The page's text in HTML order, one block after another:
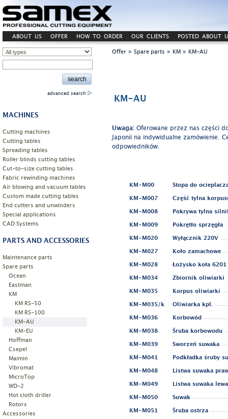
ABOUT US OFFER HOW TO ORDER OUR CLIENTS POSTED ABOUT
advanced search
MACHINES
Cutting machines
Cutting tables
Spreading tables
Roller blinds cutting tables
Cut-to-size cutting tables
Fabric rewinding machines
Air blowing and vacuum tables
Custom made cutting tables
End cutters and unwinders
Special applications
CAD Systems
PARTS AND ACCESSORIES
Maintenance parts
Spare parts
Ocean
Eastman
KM
KM RS-50
KM RS-100
KM-AU
KM-EU
Hoffman
Csepel
Maimin
Vibromat
MicroTop
WD-2
Hot cloth driller
Rotors
Accessories
Offer » Spare parts » KM » KM-AU
KM-AU
Uwaga: Oferowane przez nas części
Japonii na indywidualne zamówienie.
odpowiedników.
KM-M00
Stopa do
KM-M007
Część tylna
KM-M008
Pokrywa tylna
KM-M009
Pokrętło sprzęgła
KM-M020
Wyłącznik 220V
KM-M027
Koło zamachowe
KM-M028
Łożysko koła 6201
KM-M034
Zbiornik oliwiarki
KM-M035
Korpus oliwiarki
KM-M035/k
Oliwiarka kpl.
KM-M036
Korbowód
KM-M038
Śruba korbowodu
KM-M039
Sworzeń suwaka
KM-M041
Podkładka śruby
KM-M048
Listwa suwaka
KM-M049
Listwa suwaka lewa
KM-M050
Suwak
KM-M051
Śruba ostrza